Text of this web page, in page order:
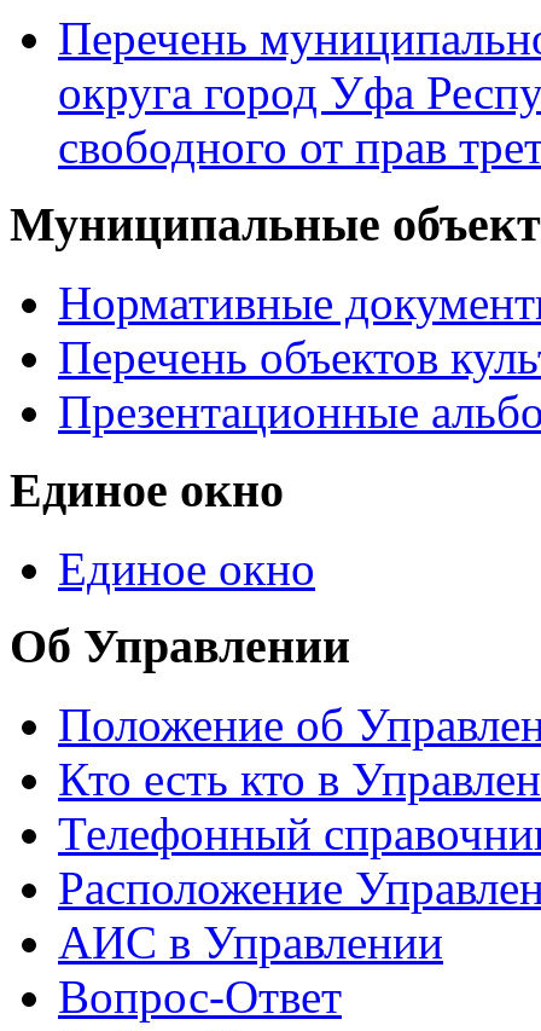
Перечень
округа город Уфа
свободного от прав
Муниципальные
Нормативные
Перечень объектов
Презентационные
Единое окно
Единое окно
Об Управлении
Положение об
Кто есть кто в
Телефонный
Расположение
АИС в Управлении
Вопрос-Ответ